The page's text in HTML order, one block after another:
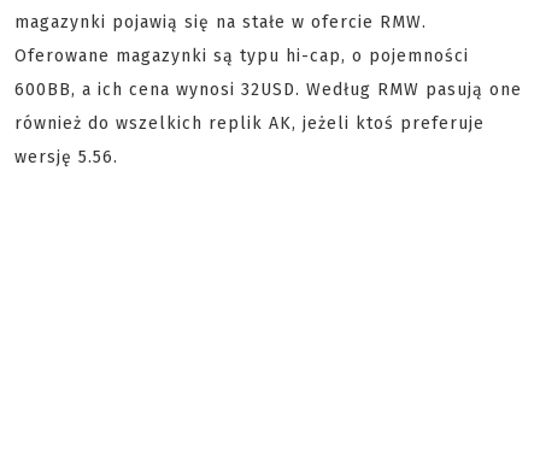
magazynki pojawią się na stałe w ofercie RMW.
Oferowane magazynki są typu hi-cap, o pojemności
600BB, a ich cena wynosi 32USD. Według RMW pasują one
również do wszelkich replik AK, jeżeli ktoś preferuje
wersję 5.56.